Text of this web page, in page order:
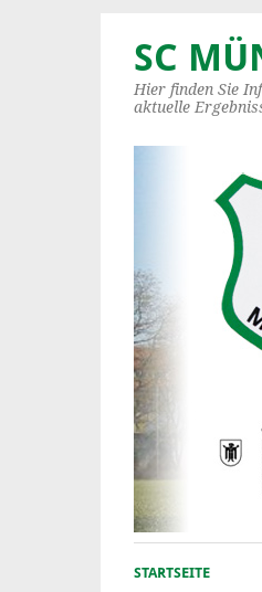
SC
Hier finden Sie
aktuelle
STARTSEITE